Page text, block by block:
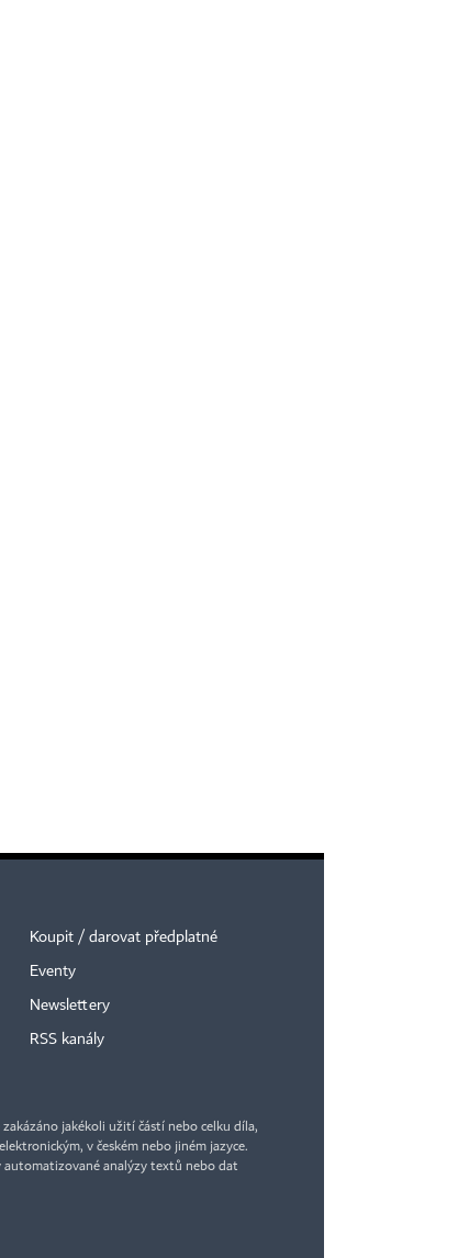
Koupit / darovat předplatné
Eventy
Newslettery
RSS kanály
jakékoli užití částí nebo celku díla,
v českém nebo jiném jazyce.
automatizované analýzy textů nebo dat